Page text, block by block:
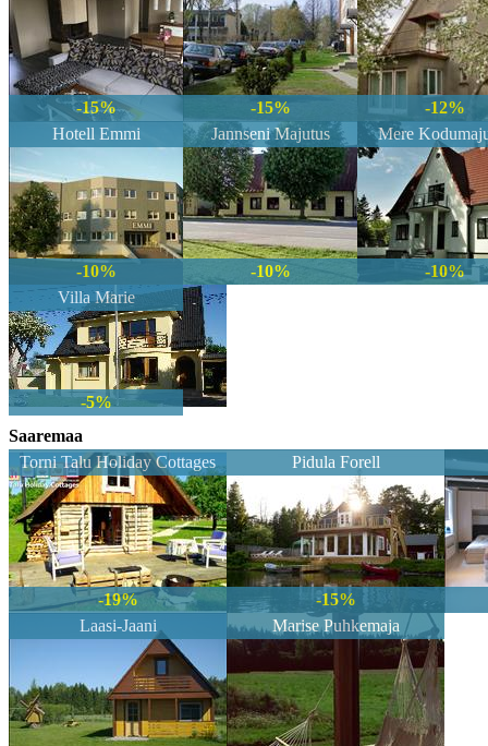
-15% -15%
-12%
Hotell Emmi
-10%
Jannseni Majutus
-10%
Mere
-10%
Villa Marie
-5%
Saaremaa
Torni Talu Holiday Cottages
-19%
Pidula Forell
-15%
Laasi-Jaani
Marise Puhkemaja